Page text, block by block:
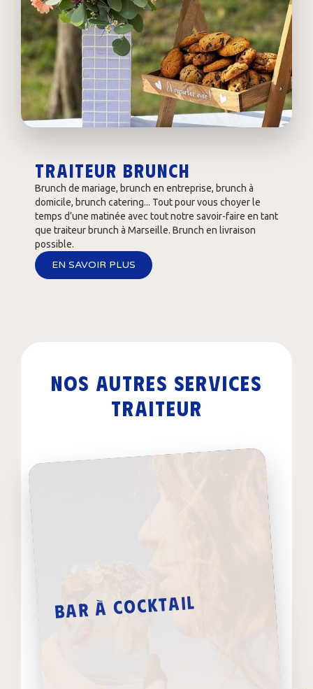
Traiteur brunch
Brunch de mariage, brunch en entreprise, brunch à
domicile, brunch catering... Tout pour vous choyer le
temps d’une matinée avec tout notre savoir-faire en tant
que traiteur brunch à Marseille. Brunch en livraison
possible.
EN SAVOIR PLUS
Nos autres services
traiteur
Bar à cocktail